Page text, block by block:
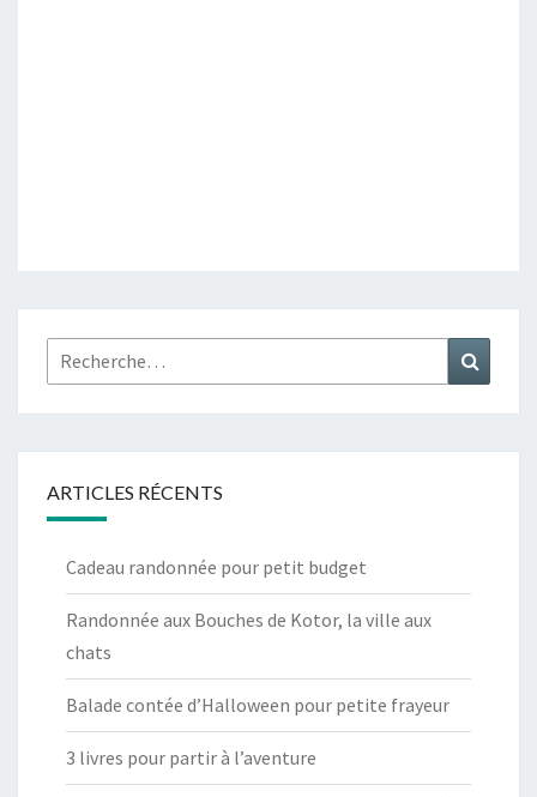
Rechercher :
ARTICLES RÉCENTS
Cadeau randonnée pour petit budget
Randonnée aux Bouches de Kotor, la ville aux
chats
Balade contée d’Halloween pour petite frayeur
3 livres pour partir à l’aventure